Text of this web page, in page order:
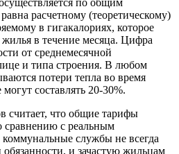
расчетному (теоретическому)
в гигакалориях, которое
жилья в течение месяца. Цифра
от среднемесячной
и типа строения. В любом
потери тепла во время
составлять 20-30%.
считает, что общие тарифы
с реальным
службы не всегда
и зачастую жильцам